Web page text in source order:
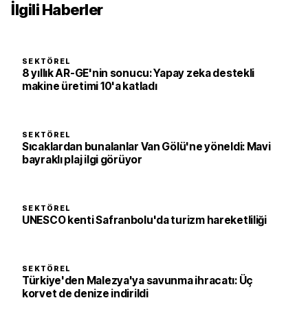
İlgili Haberler
SEKTÖREL
8 yıllık AR-GE'nin sonucu: Yapay zeka destekli
makine üretimi 10'a katladı
SEKTÖREL
Sıcaklardan bunalanlar Van Gölü'ne yöneldi: Mavi
bayraklı plaj ilgi görüyor
SEKTÖREL
UNESCO kenti Safranbolu'da turizm hareketliliği
SEKTÖREL
Türkiye'den Malezya'ya savunma ihracatı: Üç
korvet de denize indirildi